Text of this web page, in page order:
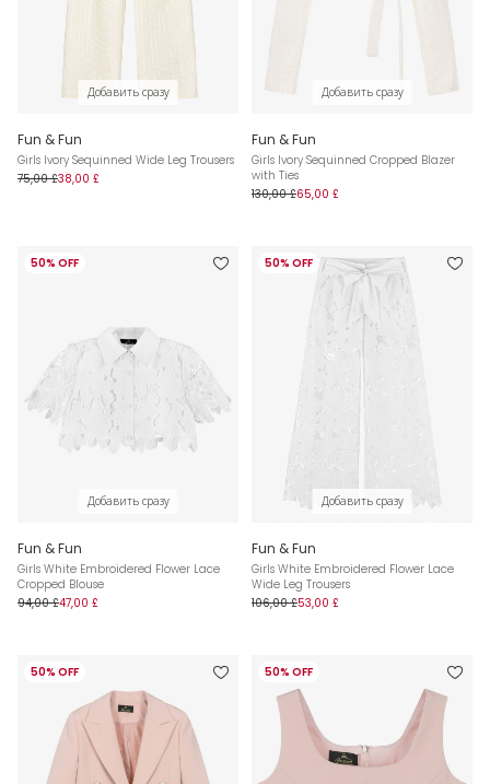
Добавить сразу
Fun & Fun
Girls Ivory Sequinned Wide Leg Trousers
75,00 £38,00 £
Добавить сразу
Fun & Fun
Girls Ivory Sequinned Cropped Blazer
with Ties
130,00 £65,00 £
50% OFF
Добавить сразу
Fun & Fun
Girls White Embroidered Flower Lace
Cropped Blouse
94,00 £47,00 £
50% OFF
Добавить сразу
Fun & Fun
Girls White Embroidered Flower Lace
Wide Leg Trousers
106,00 £53,00 £
50% OFF 50% OFF